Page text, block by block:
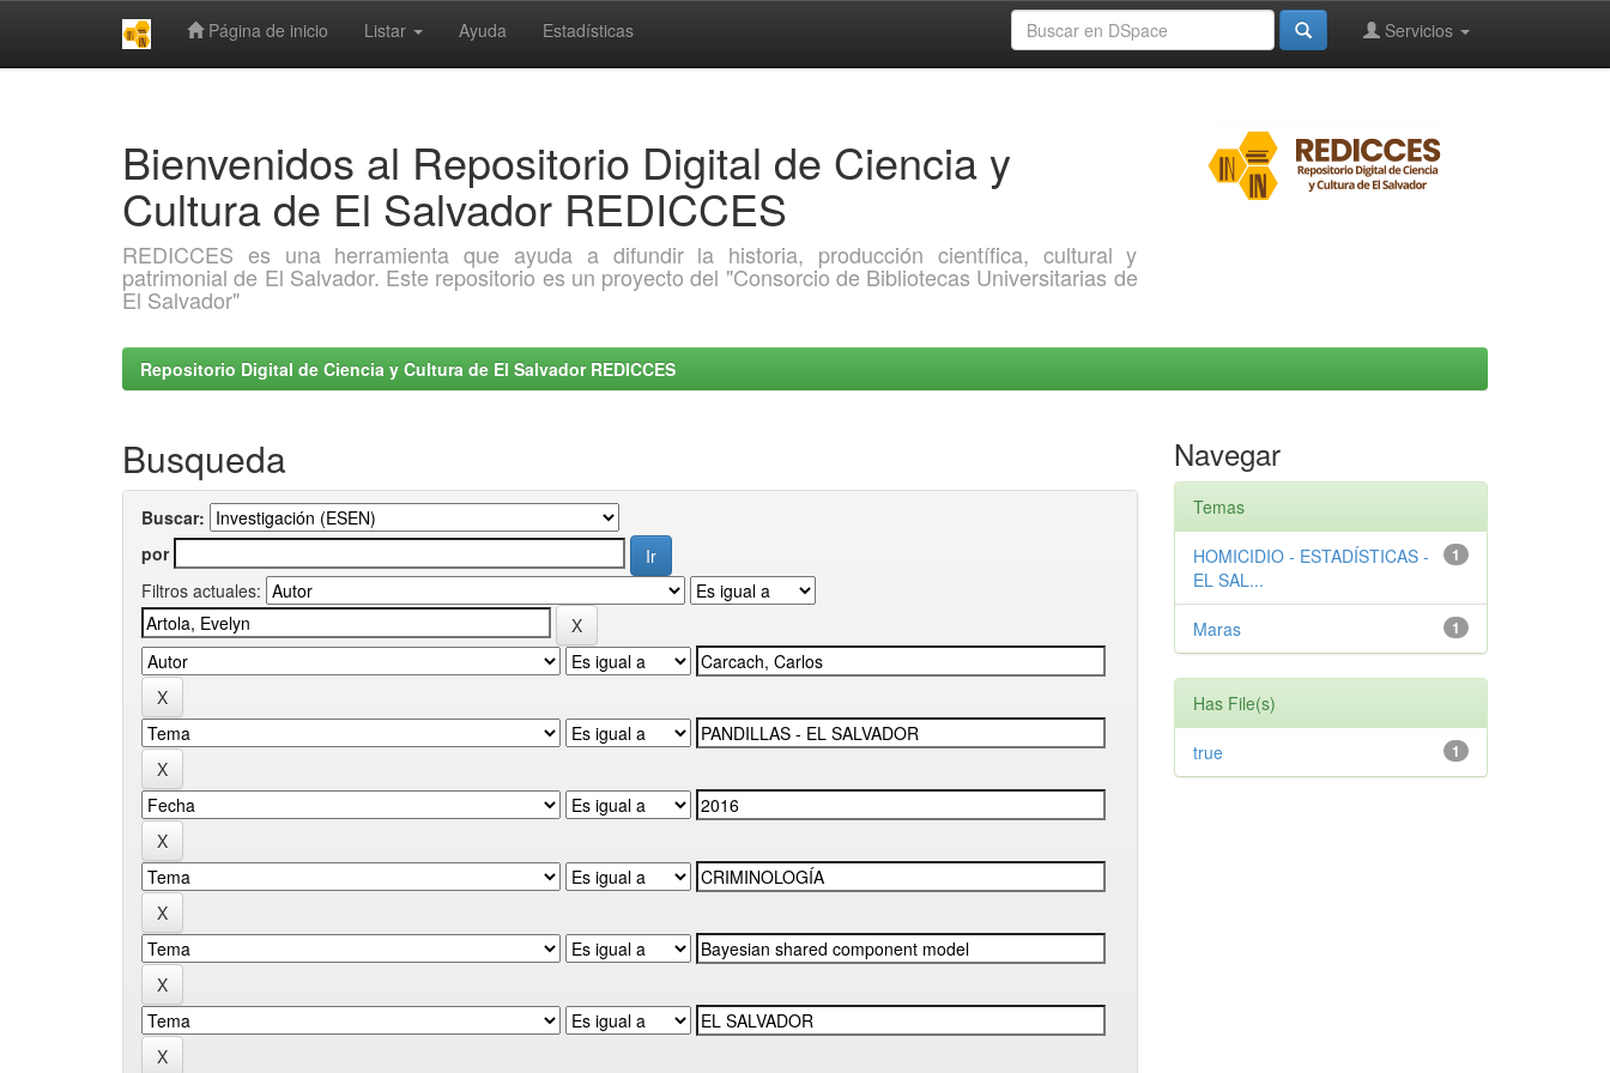
Página de inicio Listar Ayuda Estadísticas Servicios
Bienvenidos al Repositorio Digital de Ciencia y
Cultura de El Salvador REDICCES
REDICCES es una herramienta que ayuda a difundir la historia, producción científica, cultural y
patrimonial de El Salvador. Este repositorio es un proyecto del "Consorcio de Bibliotecas Universitarias de
El Salvador"
Repositorio Digital de Ciencia y Cultura de El Salvador REDICCES
Busqueda
Buscar:
por
Filtros actuales:
Navegar
Temas
1
HOMICIDIO - ESTADÍSTICAS -
EL SAL...
1
Maras
Has File(s)
1
true